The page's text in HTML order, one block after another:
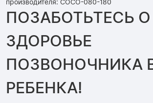
ПОЗАБОТЬТЕСЬ О
ЗДОРОВЬЕ
ПОЗВОНОЧНИКА
РЕБЕНКА!